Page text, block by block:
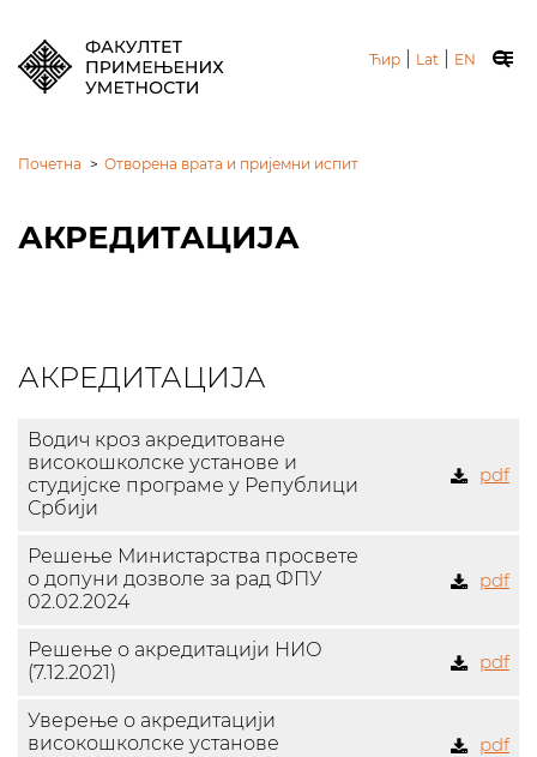
Ћир Lat EN
Почетна > Отворена врата и пријемни испит
АКРЕДИТАЦИЈА
АКРЕДИТАЦИЈА
Водич кроз акредитоване
високошколске установе и
студијске програме у Републици
Србији
pdf
Решење Министарства просвете
о допуни дозволе за рад ФПУ
02.02.2024
pdf
Решење о акредитацији НИО
(7.12.2021)
pdf
Уверење о акредитацији
високошколске установе
pdf